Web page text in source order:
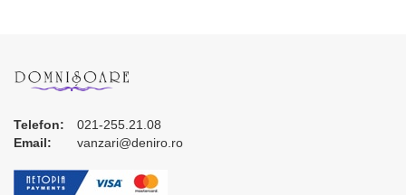
Telefon:
021-255.21.08
Email:
vanzari@deniro.ro